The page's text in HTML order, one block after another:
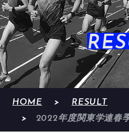
HOME
RESULT
2022年度関東学連春